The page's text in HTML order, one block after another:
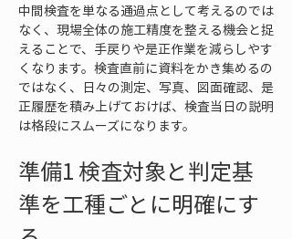
中間検査を単なる通過点として考えるのでは
なく、現場全体の施工精度を整える機会と捉
えることで、手戻りや是正作業を減らしやす
くなります。検査直前に資料をかき集めるの
ではなく、日々の測定、写真、図面確認、是
正履歴を積み上げておけば、検査当日の説明
は格段にスムーズになります。
準備1 検査対象と判定基
準を工種ごとに明確にす